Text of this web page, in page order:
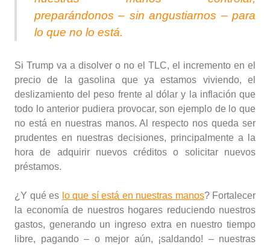
preparándonos – sin angustiarnos – para
lo que no lo está.
Si Trump va a disolver o no el TLC, el incremento en el
precio de la gasolina que ya estamos viviendo, el
deslizamiento del peso frente al dólar y la inflación que
todo lo anterior pudiera provocar, son ejemplo de lo que
no está en nuestras manos. Al respecto nos queda ser
prudentes en nuestras decisiones, principalmente a la
hora de adquirir nuevos créditos o solicitar nuevos
préstamos.
¿Y qué es lo que sí está en nuestras manos? Fortalecer
la economía de nuestros hogares reduciendo nuestros
gastos, generando un ingreso extra en nuestro tiempo
libre, pagando – o mejor aún, ¡saldando! – nuestras